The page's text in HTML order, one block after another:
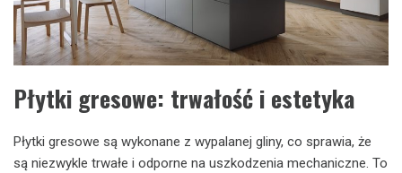
Płytki gresowe: trwałość i estetyka
Płytki gresowe są wykonane z wypalanej gliny, co sprawia, że
są niezwykle trwałe i odporne na uszkodzenia mechaniczne. To